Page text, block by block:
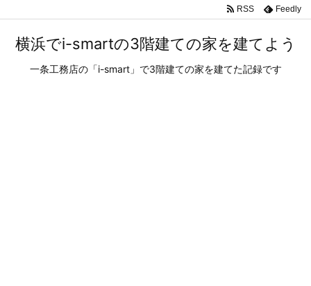
横浜でi-smartの3階建ての家を建てよう
一条工務店の「i-smart」で3階建ての家を建てた記録です
RSS Feedly